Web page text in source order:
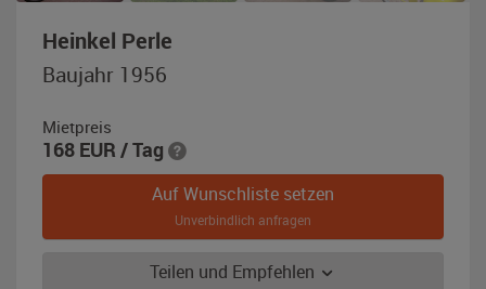
Heinkel Perle
Baujahr 1956
Mietpreis
168 EUR / Tag
Auf Wunschliste setzen
Unverbindlich anfragen
Teilen und Empfehlen